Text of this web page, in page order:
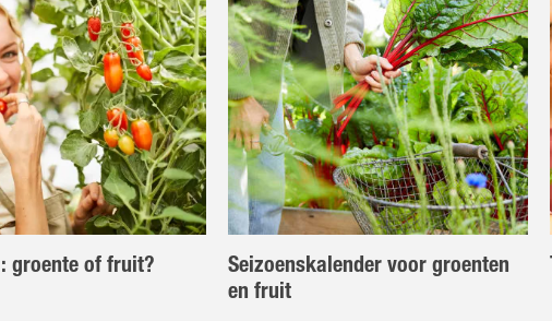
groente of fruit?
Seizoenskalender voor groenten
en fruit